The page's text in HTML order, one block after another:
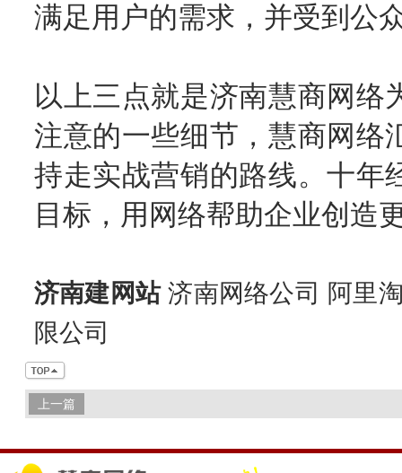
满足用户的需求，并受到公
以上三点就是济南慧商网络
注意的一些细节，慧商网络
持走实战营销的路线。十年
目标，用网络帮助企业创造
济南建网站济南网络公司 阿里
限公司
上一篇